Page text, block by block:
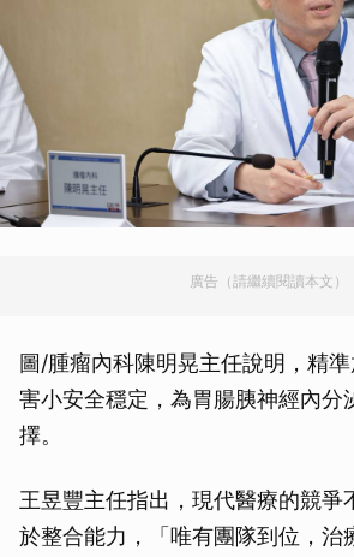
廣告（請繼續閱讀本文）
圖/腫瘤內科陳明晃主任說明，精
害小安全穩定，為胃腸胰神經內分
擇。
王昱豐主任指出，現代醫療的競爭
於整合能力，「唯有團隊到位，治